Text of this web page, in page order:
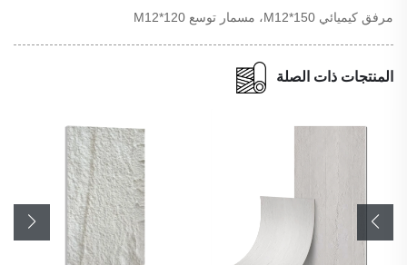
مرفق كيميائي M12*150، مسمار توسع M12*120
المنتجات ذات الصلة